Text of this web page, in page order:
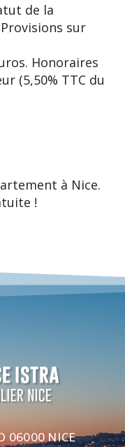
de la
sur
Honoraires
(5,50% TTC du
à Nice.
!
06000 NICE